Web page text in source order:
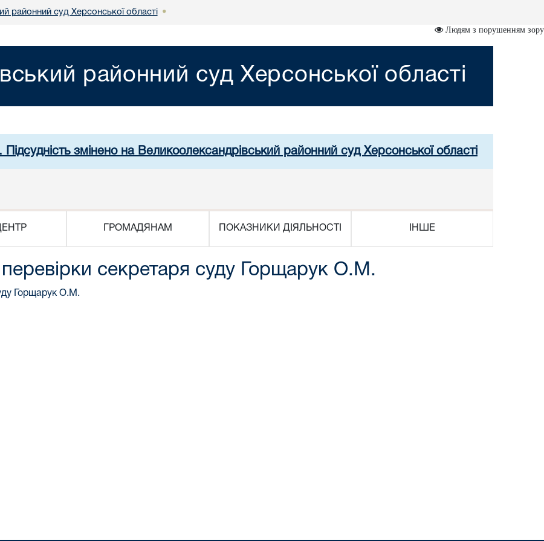
районний суд Херсонської області •
Людям з порушенням зору
районний суд Херсонської області
змінено на Великоолександрівський районний суд Херсонської області
ГРОМАДЯНАМ ПОКАЗНИКИ ДІЯЛЬНОСТІ ІНШЕ
секретаря суду Горщарук О.М.
Горщарук О.М.